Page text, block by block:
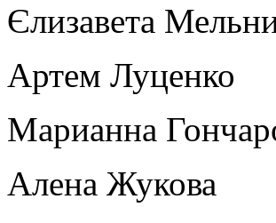
Єлизавета
Артем Луценко
Марианна
Алена Жукова